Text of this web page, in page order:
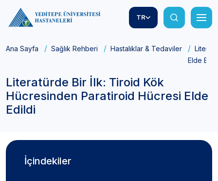
TR
Ana Sayfa Sağlık Rehberi Hastalıklar & Tedaviler
Elde
Literatürde Bir İlk: Tiroid Kök
Hücresinden Paratiroid Hücresi Elde
Edildi
İçindekiler